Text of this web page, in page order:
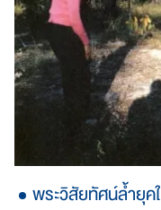
พระวิสัยทัศน์ล้ำยุ